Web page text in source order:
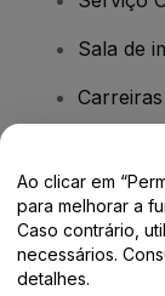
Sala de
Carreiras
Tem dúvidas?
Centro
Ao clicar em
para melhorar a
Caso contrário,
necessários.
detalhes.